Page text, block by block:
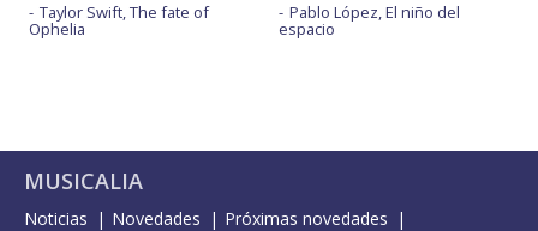
Taylor Swift, The fate of
Ophelia
Pablo López, El niño del
espacio
MUSICALIA
Noticias Novedades
Próximas novedades